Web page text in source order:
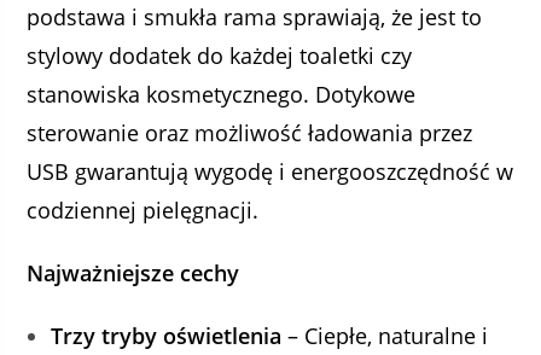
podstawa i smukła rama sprawiają, że jest to
stylowy dodatek do każdej toaletki czy
stanowiska kosmetycznego. Dotykowe
sterowanie oraz możliwość ładowania przez
USB gwarantują wygodę i energooszczędność w
codziennej pielęgnacji.
Najważniejsze cechy
Trzy tryby oświetlenia – Ciepłe, naturalne i